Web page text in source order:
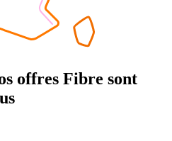
offres Fibre sont